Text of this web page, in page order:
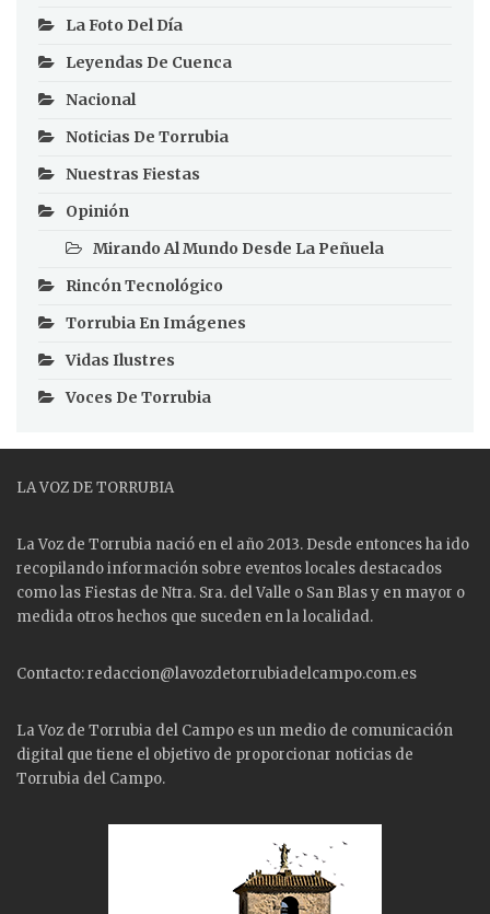
La Foto Del Día
Leyendas De Cuenca
Nacional
Noticias De Torrubia
Nuestras Fiestas
Opinión
Mirando Al Mundo Desde La Peñuela
Rincón Tecnológico
Torrubia En Imágenes
Vidas Ilustres
Voces De Torrubia
LA VOZ DE TORRUBIA
La Voz de Torrubia nació en el año 2013. Desde entonces ha ido
recopilando información sobre eventos locales destacados
como las Fiestas de Ntra. Sra. del Valle o San Blas y en mayor o
medida otros hechos que suceden en la localidad.
Contacto: redaccion@lavozdetorrubiadelcampo.com.es
La Voz de Torrubia del Campo es un medio de comunicación
digital que tiene el objetivo de proporcionar noticias de
Torrubia del Campo.